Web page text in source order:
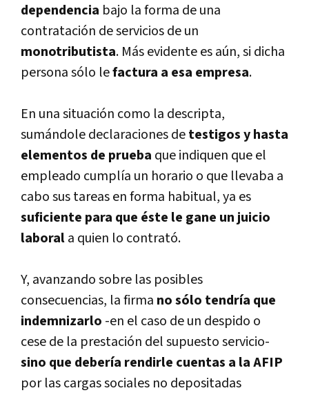
dependencia bajo la forma de una
contratación de servicios de un
monotributista. Más evidente es aún, si dicha
persona sólo lefactura a esa empresa.
En una situación como la descripta,
sumándole declaraciones detestigos y hasta
elementos de prueba que indiquen que el
empleado cumplía un horario o que llevaba a
cabo sus tareas en forma habitual, ya es
suficiente para que éste le gane un juicio
laborala quien lo contrató.
Y, avanzando sobre las posibles
consecuencias, la firma no sólo tendría que
indemnizarlo -en el caso de un despido o
cese de la prestación del supuesto servicio-
sino que debería rendirle cuentas a la AFIP
por las cargas sociales no depositadas